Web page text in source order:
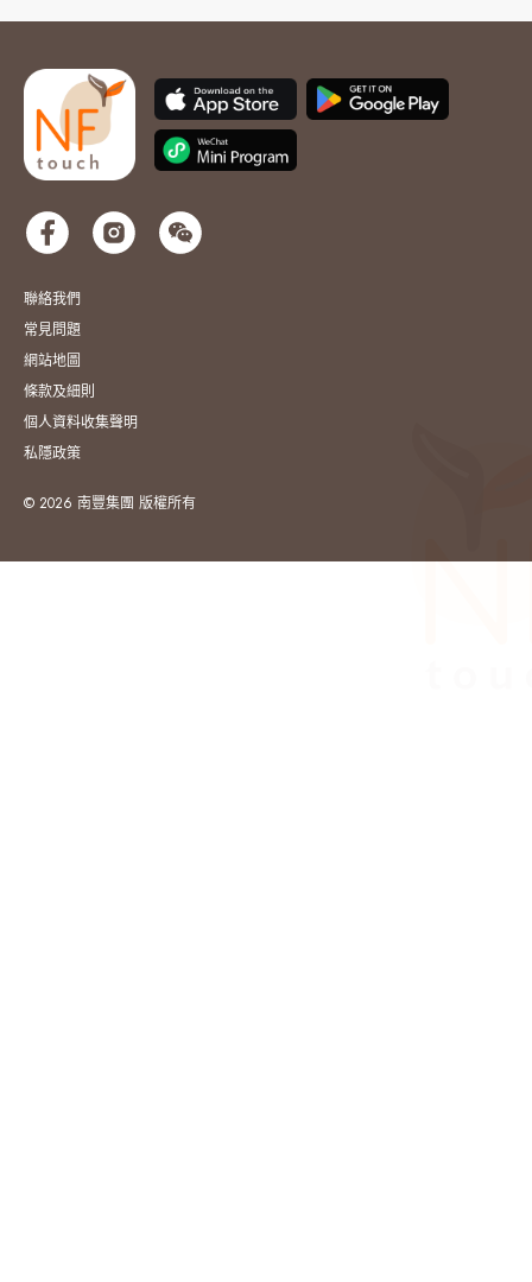
聯絡我們
常見問題
網站地圖
條款及細則
個人資料收集聲明
私隱政策
© 2026 南豐集團 版權所有